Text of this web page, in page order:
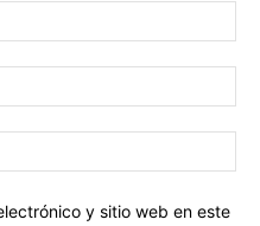
y sitio web en este